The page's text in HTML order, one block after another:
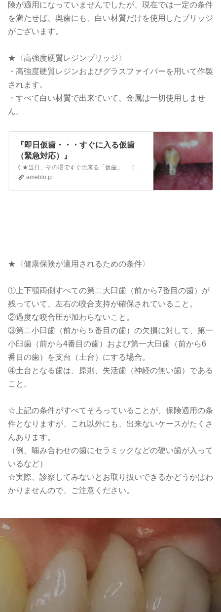
険が適用になっていませんでしたが、現在では一定の条件
を満たせば、奥歯にも、白い材質だけを使用したブリッジ
がございます。
★〈高強度硬質レジンブリッジ〉
・高強度硬質レジンおよびグラスファイバーを用いて作製
されます。
・すべて白い材質で出来ていて、金属は一切使用しませ
ん。
『即日仮歯・・・すぐに入る仮歯
（緊急対応）』
く★当日、その場ですぐ出来る「仮歯」 （即日仮歯、緊急仮歯のご案内、一度だけの通院のみで仮歯ができます）「１日でつくる仮歯」です。〈突然の「歯抜け」で、…
ameblo.jp
★〈健康保険が適用されるための条件〉
①上下顎両側すべての第二大臼歯（前から7番目の歯）が
残っていて、左右の咬合支持が確保されていること。
②過度な咬合圧が加わらないこと。
③第二小臼歯（前から５番目の歯）の欠損に対して、第一
小臼歯（前から4番目の歯）および第一大臼歯（前から6
番目の歯）を支台（土台）にする場合。
④土台となる歯は、原則、失活歯（神経の無い歯）である
こと。
☆上記の条件がすべてそろっていることが、保険適用の条
件となりますが、これ以外にも、出来ないケースがたくさ
んあります。
（例、噛み合わせの歯にセラミックなどの硬い歯が入って
いるなど）
☆実際、診察してみないとお取り扱いできるかどうかはわ
かりませんので、ご注意ください。